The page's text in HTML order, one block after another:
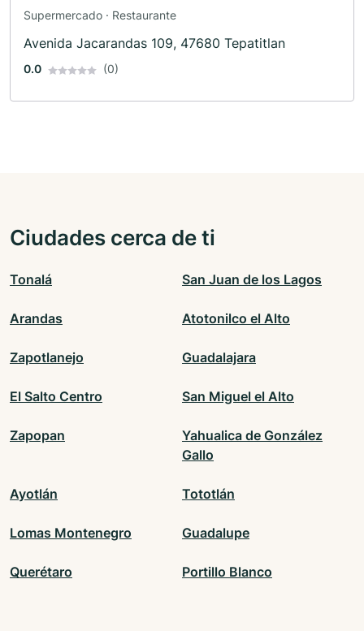
Supermercado · Restaurante
Avenida Jacarandas 109, 47680 Tepatitlan
0.0 (0)
Ciudades cerca de ti
Tonalá San Juan de los Lagos
Arandas Atotonilco el Alto
Zapotlanejo Guadalajara
El Salto Centro San Miguel el Alto
Zapopan
Yahualica de González
Gallo
Ayotlán Tototlán
Lomas Montenegro Guadalupe
Querétaro Portillo Blanco